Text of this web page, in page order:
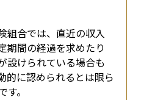
組合では、直近の収入
期間の経過を求めたり
設けられている場合も
的に認められるとは限ら
。